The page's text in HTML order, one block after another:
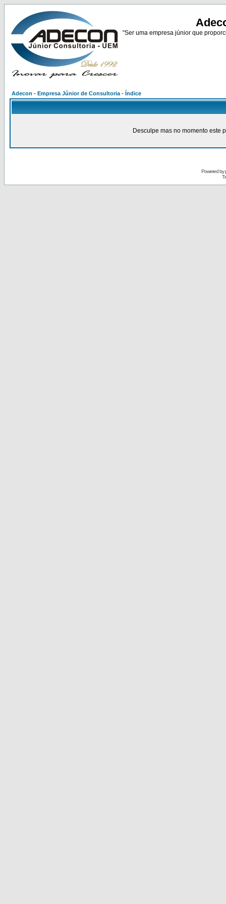
"Ser uma empresa júnior que
Adecon - Empresa Júnior de Consultoria - Índice
Desculpe mas no momento este
Powered by